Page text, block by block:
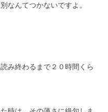
なんてつかないですよ。
み終わるまで２０時間くら